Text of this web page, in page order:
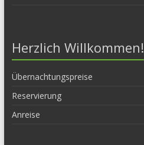
Herzlich Willkommen!
Übernachtungspreise
Reservierung
Anreise